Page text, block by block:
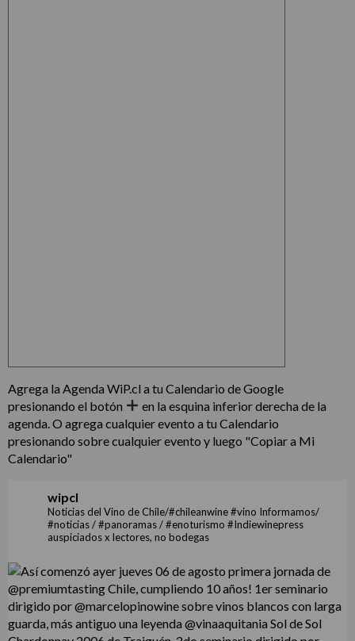
Agrega la Agenda WiP.cl a tu Calendario de Google
presionando el botón
en la esquina inferior derecha de la
agenda. O agrega cualquier evento a tu Calendario
presionando sobre cualquier evento y luego "Copiar a Mi
Calendario"
wipcl
Noticias del Vino de Chile/#chileanwine #vino Informamos/
#noticias / #panoramas / #enoturismo #Indiewinepress
auspiciados x lectores, no bodegas